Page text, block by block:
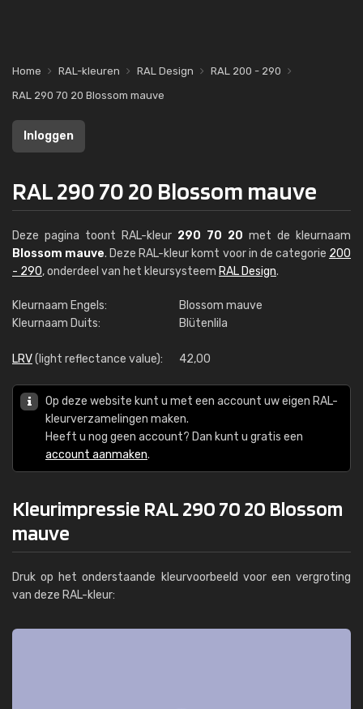
Home RAL-kleuren RAL Design
RAL 200 - 290
RAL 290 70 20 Blossom mauve
Inloggen
RAL 290 70 20 Blossom mauve
Deze pagina toont RAL-kleur 290 70 20 met de kleurnaam
Blossom mauve. Deze RAL-kleur komt voor in de categorie 200
- 290, onderdeel van het kleursysteem RAL Design.
Kleurnaam Engels:
Blossom mauve
Kleurnaam Duits:
Blütenlila
LRV(light reflectance value): 42,00
Op deze website kunt u met een account uw eigen RAL-
kleurverzamelingen maken.
Heeft u nog geen account? Dan kunt u gratis een
account aanmaken.
Kleurimpressie RAL 290 70 20 Blossom
mauve
Druk op het onderstaande kleurvoorbeeld voor een vergroting
van deze RAL-kleur: